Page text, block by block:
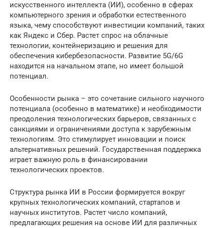
искусственного интеллекта (ИИ), особенно в сферах
компьютерного зрения и обработки естественного
языка, чему способствуют инвестиции компаний, таких
как Яндекс и Сбер. Растет спрос на облачные
технологии, контейнеризацию и решения для
обеспечения кибербезопасности. Развитие 5G/6G
находится на начальном этапе, но имеет большой
потенциал.
Особенности рынка – это сочетание сильного научного
потенциала (особенно в математике) и необходимости
преодоления технологических барьеров, связанных с
санкциями и ограничениями доступа к зарубежным
технологиям. Это стимулирует инновации и поиск
альтернативных решений. Государственная поддержка
играет важную роль в финансировании
технологических проектов.
Структура рынка ИИ в России формируется вокруг
крупных технологических компаний, стартапов и
научных институтов. Растет число компаний,
предлагающих решения на основе ИИ для различных